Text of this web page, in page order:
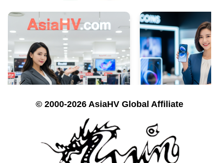
© 2000-2026 AsiaHV Global Affiliate